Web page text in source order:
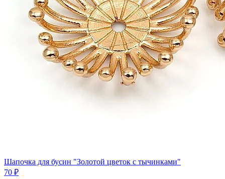
Шапочка для бусин "Золотой цветок с тычинками"
70 ₽